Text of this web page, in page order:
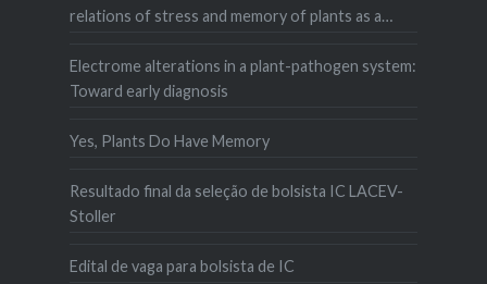
relations of stress and memory of plants as a
Electrome alterations in a plant-pathogen system:
Toward early diagnosis
Yes, Plants Do Have Memory
Resultado final da seleção de bolsista IC LACEV-
Stoller
Edital de vaga para bolsista de IC